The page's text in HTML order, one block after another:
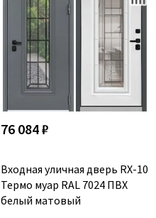
76 084 ₽
Входная уличная дверь RX-10
Термо муар RAL 7024 ПВХ
белый матовый